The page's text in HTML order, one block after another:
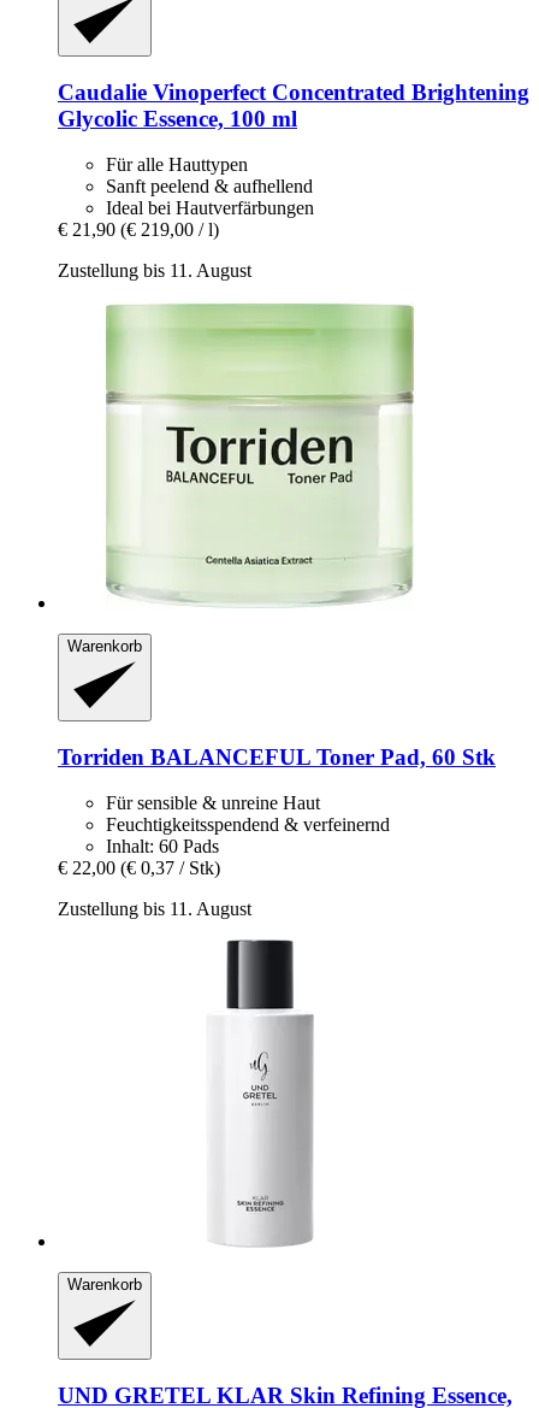
Caudalie Vinoperfect Concentrated Brightening
Glycolic Essence, 100 ml
Für alle Hauttypen
Sanft peelend & aufhellend
Ideal bei Hautverfärbungen
€ 21,90 (€ 219,00 / l)
Zustellung bis 11. August
Warenkorb
Torriden BALANCEFUL Toner Pad, 60 Stk
Für sensible & unreine Haut
Feuchtigkeitsspendend & verfeinernd
Inhalt: 60 Pads
€ 22,00 (€ 0,37 / Stk)
Zustellung bis 11. August
Warenkorb
UND GRETEL KLAR Skin Refining Essence,